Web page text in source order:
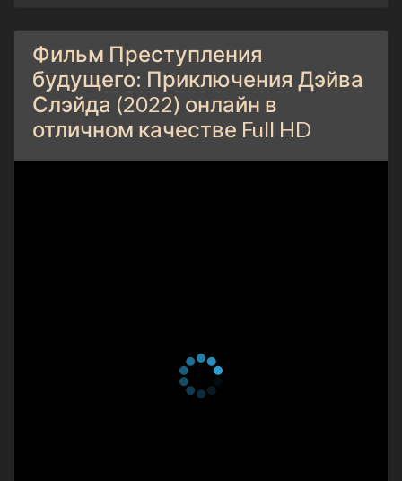
Фильм Преступления
будущего: Приключения Дэйва
Слэйда (2022) онлайн в
отличном качестве Full HD